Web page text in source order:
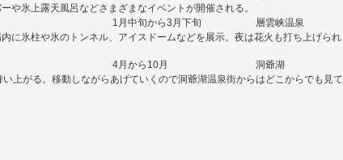
や氷上露天風呂などさまざまなイベントが開催される。
1月中旬から3月下旬
層雲峡温泉
に氷柱や氷のトンネル、アイスドームなどを展示。夜は花火も打ち上げられ
4月から10月
洞爺湖
上がる。移動しながらあげていくので洞爺湖温泉街からはどこからでも見て